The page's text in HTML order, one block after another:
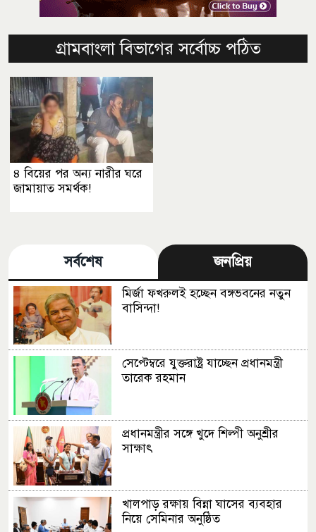
গ্রামবাংলা বিভাগের সর্বোচ্চ পঠিত
৪ বিয়ের পর অন্য নারীর ঘরে
জামায়াত সমর্থক!
সর্বশেষ জনপ্রিয়
মির্জা ফখরুলই হচ্ছেন বঙ্গভবনের নতুন
বাসিন্দা!
সেপ্টেম্বরে যুক্তরাষ্ট্র যাচ্ছেন প্রধানমন্ত্রী
তারেক রহমান
প্রধানমন্ত্রীর সঙ্গে খুদে শিল্পী অনুশ্রীর
সাক্ষাৎ
খালপাড় রক্ষায় বিন্না ঘাসের ব্যবহার
নিয়ে সেমিনার অনুষ্ঠিত